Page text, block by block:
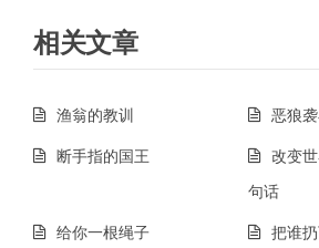
航
相关文章
渔翁的教训
恶狼
断手指的国王
改变
句话
给你一根绳子
把谁